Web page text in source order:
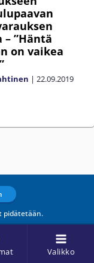
Valikko
– ”Häntä
on vaikea
| 22.09.2019
pidätetään.